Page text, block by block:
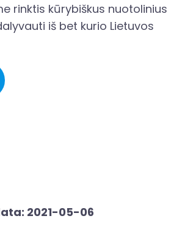
rinktis kūrybiškus nuotolinius
iš bet kurio Lietuvos
2021-05-06